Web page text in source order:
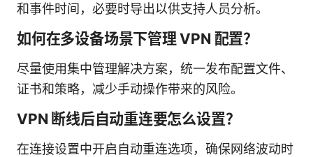
和事件时间，必要时导出以供支持人员分析。
如何在多设备场景下管理 VPN 配置？
尽量使用集中管理解决方案，统一发布配置文件、
证书和策略，减少手动操作带来的风险。
VPN 断线后自动重连要怎么设置？
在连接设置中开启自动重连选项，确保网络波动时